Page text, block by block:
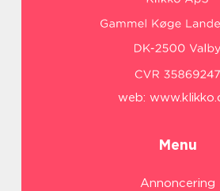
web:
Menu
Annoncering